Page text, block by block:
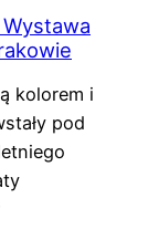
kolorem i
pod